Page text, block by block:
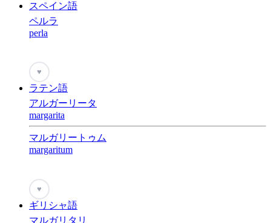
スペイン語
ペルラ
perla
♥
ラテン語
アルガーリータ
margarita
マルガリートゥム
margaritum
♥
ギリシャ語
マルガリタリ